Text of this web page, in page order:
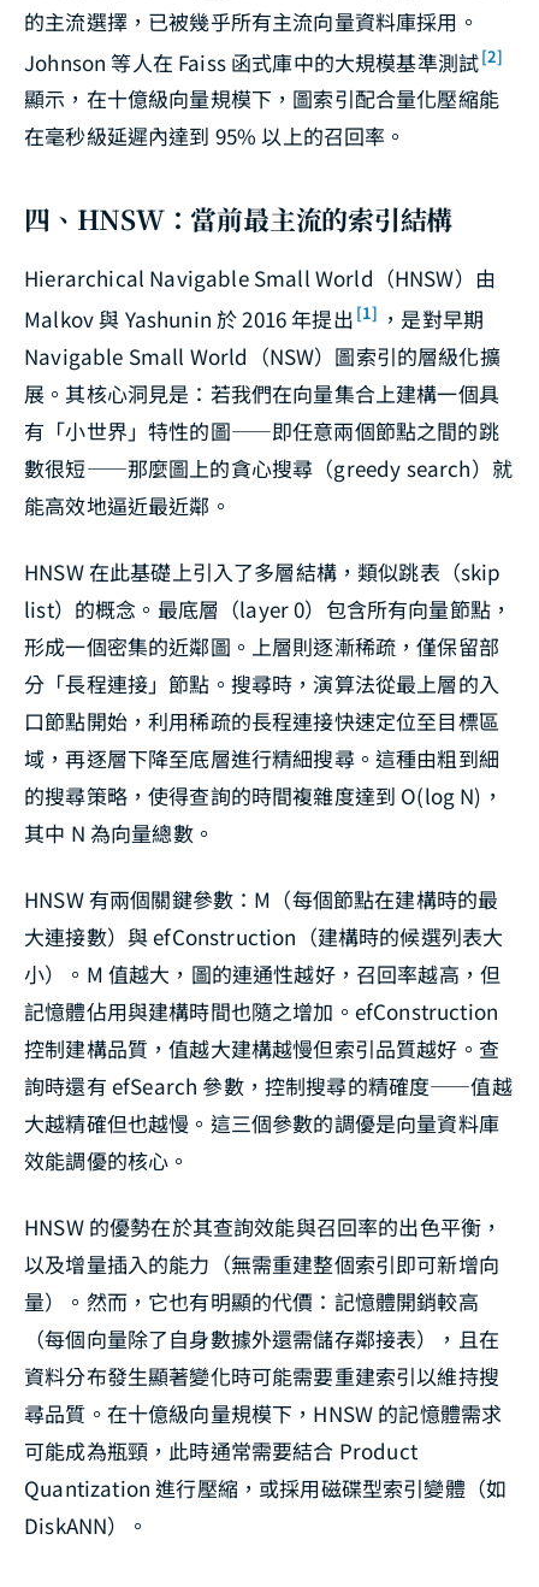
的主流選擇，已被幾乎所有主流向量資料庫採用。
Johnson 等人在 Faiss 函式庫中的大規模基準測試[2]
顯示，在十億級向量規模下，圖索引配合量化壓縮能
在毫秒級延遲內達到 95% 以上的召回率。
四、HNSW：當前最主流的索引結構
Hierarchical Navigable Small World（HNSW）由
Malkov 與 Yashunin 於 2016 年提出 [1] ，是對早期
Navigable Small World（NSW）圖索引的層級化擴
展。其核心洞見是：若我們在向量集合上建構一個具
有「小世界」特性的圖——即任意兩個節點之間的跳
數很短——那麼圖上的貪心搜尋（greedy search）就
能高效地逼近最近鄰。
HNSW 在此基礎上引入了多層結構，類似跳表（skip
list）的概念。最底層（layer 0）包含所有向量節點，
形成一個密集的近鄰圖。上層則逐漸稀疏，僅保留部
分「長程連接」節點。搜尋時，演算法從最上層的入
口節點開始，利用稀疏的長程連接快速定位至目標區
域，再逐層下降至底層進行精細搜尋。這種由粗到細
的搜尋策略，使得查詢的時間複雜度達到 O(log N)，
其中 N 為向量總數。
HNSW 有兩個關鍵參數：M（每個節點在建構時的最
大連接數）與 efConstruction（建構時的候選列表大
小）。M 值越大，圖的連通性越好，召回率越高，但
記憶體佔用與建構時間也隨之增加。efConstruction
控制建構品質，值越大建構越慢但索引品質越好。查
詢時還有 efSearch 參數，控制搜尋的精確度——值越
大越精確但也越慢。這三個參數的調優是向量資料庫
效能調優的核心。
HNSW 的優勢在於其查詢效能與召回率的出色平衡，
以及增量插入的能力（無需重建整個索引即可新增向
量）。然而，它也有明顯的代價：記憶體開銷較高
（每個向量除了自身數據外還需儲存鄰接表），且在
資料分布發生顯著變化時可能需要重建索引以維持搜
尋品質。在十億級向量規模下，HNSW 的記憶體需求
可能成為瓶頸，此時通常需要結合 Product
Quantization 進行壓縮，或採用磁碟型索引變體（如
DiskANN）。